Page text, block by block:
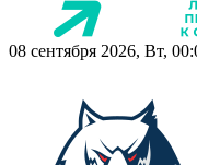
08 сентября 2026, Вт,